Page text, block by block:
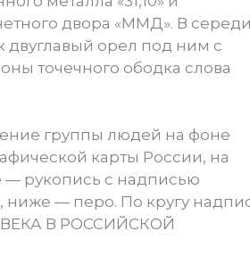
двора «ММД». В
двуглавый орел под ним с
точечного ободка слова
группы людей на фоне
карты России, на
рукопись с надписью
— перо. По кругу
В РОССИЙСКОЙ